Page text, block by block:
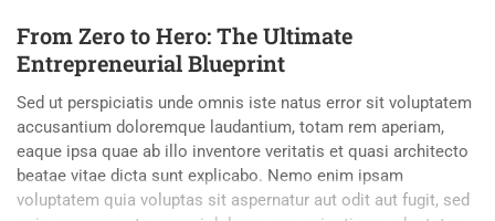
From Zero to Hero: The Ultimate
Entrepreneurial Blueprint
Sed ut perspiciatis unde omnis iste natus error sit voluptatem
accusantium doloremque laudantium, totam rem aperiam,
eaque ipsa quae ab illo inventore veritatis et quasi architecto
beatae vitae dicta sunt explicabo. Nemo enim ipsam
voluptatem quia voluptas sit aspernatur aut odit aut fugit, sed